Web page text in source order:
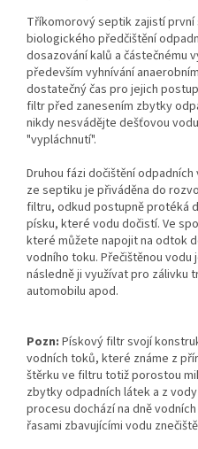
Tříkomorový septik zajistí
biologického předčištění
dosazování kalů a částečnému
především vyhnívání
dostatečný čas pro jejich
filtr před zanesením zbytky
nikdy nesvádějte dešťovou
"vypláchnutí".
Druhou fázi dočištění
ze septiku je přiváděna do
filtru, odkud postupně protéká
písku, které vodu dočistí. Ve
které můžete napojit na odtok
vodního toku. Přečištěnou vodu
následně ji využívat pro zálivku
automobilu apod.
Pozn: Pískový filtr svojí
vodních toků, které známe z
štěrku ve filtru totiž porostou
zbytky odpadních látek a z
procesu dochází na dně
řasami zbavujícími vodu